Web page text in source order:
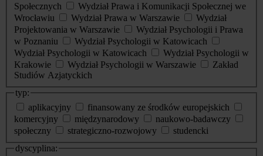
Społecznych
Wydział Prawa i Komunikacji Społecznej we
Wrocławiu
Wydział Prawa w Warszawie
Wydział
Projektowania w Warszawie
Wydział Psychologii i Prawa
w Poznaniu
Wydział Psychologii w Katowicach
Wydział Psychologii w Katowicach
Wydział Psychologii w
Krakowie
Wydział Psychologii w Warszawie
Zakład
Studiów Azjatyckich
typ:
aplikacyjny
finansowany ze środków europejskich
komercyjny
międzynarodowy
naukowo-badawczy
społeczny
strategiczno-rozwojowy
studencki
dyscyplina: